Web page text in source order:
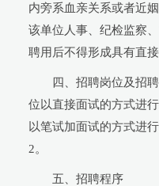
内旁系血亲关系或者近
该单位人事、纪检监察
聘用后不得形成具有直
四、招聘岗位及招
位以直接面试的方式进
以笔试加面试的方式进
2。
五、招聘程序